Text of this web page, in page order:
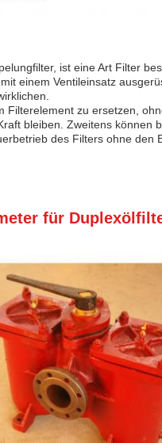
ist eine Art Filter
einem Ventileinsatz
zu ersetzen,
bleiben. Zweitens können
des Filters ohne den
für